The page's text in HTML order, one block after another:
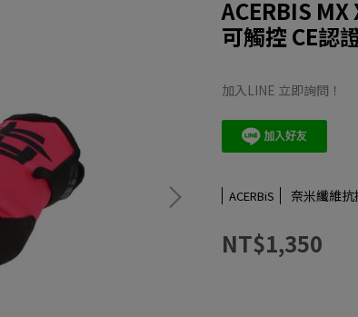
ACERBIS
可觸控 CE認
加入LINE 立即詢問！
ACERBiS 奈米纖維抗
NT$1,350